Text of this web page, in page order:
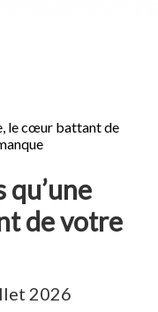
le cœur battant de
qu’une
de votre
2026